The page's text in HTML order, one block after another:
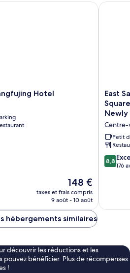
Hotel
Le
nouveau
prix
de
148 €
taxes et frais compris
9 août - 10 août
Hotel
East
Sacred
Hotel-
near
Beijing
Centre-
East
Centre-
Petit
8.8
sur
8,8
176
East
hébergements similaires
découvrir les réductions et les
pouvez bénéficier. Plus de récompenses
!